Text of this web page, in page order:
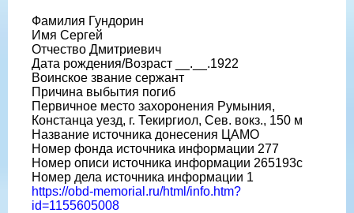
Фамилия Гундорин
Имя Сергей
Отчество Дмитриевич
Дата рождения/Возраст __.__.1922
Воинское звание сержант
Причина выбытия погиб
Первичное место захоронения Румыния,
Констанца уезд, г. Текиргиол, Сев. вокз., 150 м
Название источника донесения ЦАМО
Номер фонда источника информации 277
Номер описи источника информации 265193с
Номер дела источника информации 1
https://obd-memorial.ru/html/info.htm?
id=1155605008